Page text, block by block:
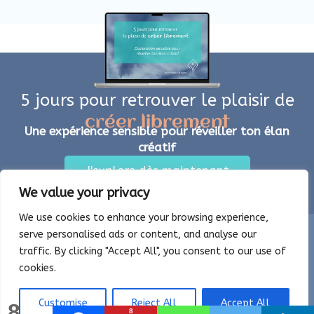
We value your privacy
We use cookies to enhance your browsing experience,
serve personalised ads or content, and analyse our
traffic. By clicking "Accept All", you consent to our use of
cookies.
Customise Reject All Accept All
8
créer librement.
Une expérience sensible pour
réveiller ton élan créatif en
quelques minutes par jour.
Oser créer sans te
demander si c’est « bien »
Poser des gestes simples et
accessibles sans te juger
Laisser place à ton
intuition et à l’imprévu
dans ta création
Reprendre confiance dans
ta capacité naturelle à
J'explore dès maintenant !